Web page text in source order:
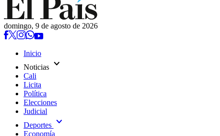
domingo, 9 de agosto de 2026
Inicio
Noticias expand_more
Cali
Licita
Política
Elecciones
Judicial
Deportes expand_more
Economía